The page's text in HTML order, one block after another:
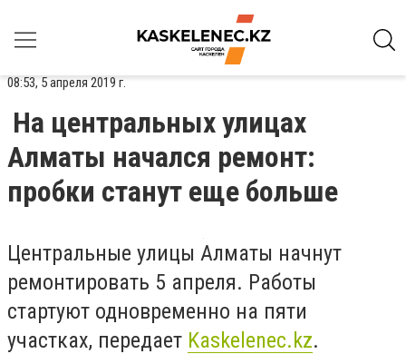
08:53, 5 апреля 2019 г.
На центральных улицах
Алматы начался ремонт:
пробки станут еще больше
Центральные улицы Алматы начнут
ремонтировать 5 апреля. Работы
стартуют одновременно на пяти
участках, передает Kaskelenec.kz.